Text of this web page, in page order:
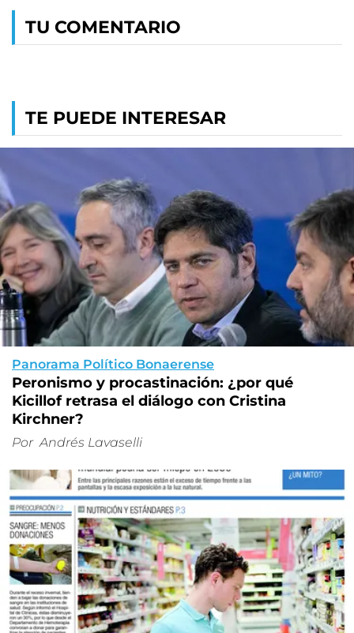
TU COMENTARIO
TE PUEDE INTERESAR
Panorama Político Bonaerense
Peronismo y procastinación: ¿por qué
Kicillof retrasa el diálogo con Cristina
Kirchner?
Por Andrés Lavaselli